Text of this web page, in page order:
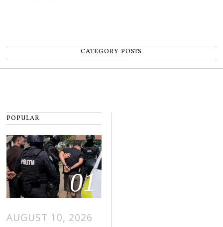
CATEGORY POSTS
POPULAR
01
AUGUST 10, 2026